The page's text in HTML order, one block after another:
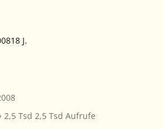
18 J.
2,5 Tsd Aufrufe